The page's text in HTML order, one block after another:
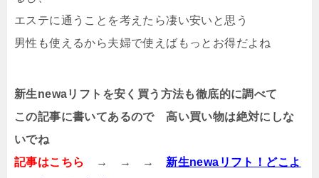
エステに通うことを考えたら凄い安いと思う
男性も使えるから夫婦で使えばもっとお得だよね
新生newaリフトを安く買う方法も徹底的に調べて
この記事に書いてあるので 高い買い物は絶対にしな
いでね
記事はこちら
→ → →
新生newaリフト！どこよ